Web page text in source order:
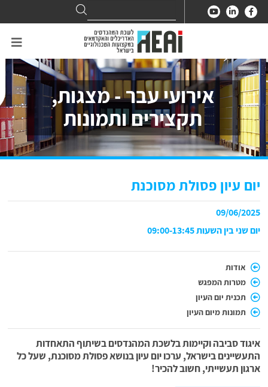
for:
Search
אירועי עבר - מצגות,
תקצירים ותמונות
יום עיון פסולת מסוכנת
09/06/2025
יום שני בין השעות 09:00-13:45
אודות
מטרות המפגש
תכנית יום העיון
תמונות מיום העיון
איגוד סביבה וקיימות בלשכת המהנדסים בשיתוף התאחדות
התעשיינים בישראל, ערכו יום עיון בנושא פסולת מסוכנת, שעל כל
ארגון תעשייתי, חשוב להכיר!